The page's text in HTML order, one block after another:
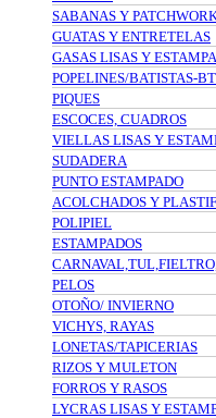
SABANAS Y
GUATAS Y ENTRETELAS
GASAS LISAS Y
POPELINES/BATISTAS-
PIQUES
ESCOCES, CUADROS
VIELLAS LISAS Y
SUDADERA
PUNTO ESTAMPADO
ACOLCHADOS Y
POLIPIEL
ESTAMPADOS
PELOS
OTOÑO/ INVIERNO
VICHYS, RAYAS
LONETAS/TAPICERIAS
RIZOS Y MULETON
FORROS Y RASOS
LYCRAS LISAS Y